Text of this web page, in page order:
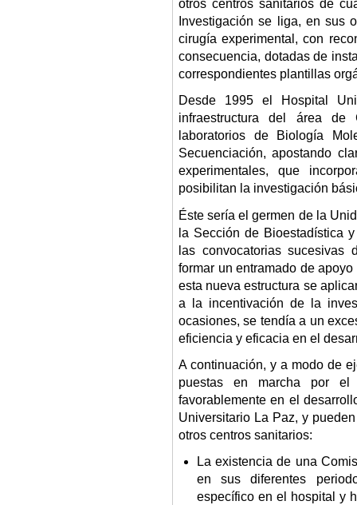
otros centros sanitarios de
Investigación se liga, en sus
cirugía experimental, con
consecuencia, dotadas de
correspondientes plantillas
Desde 1995 el Hospital
infraestructura del área
laboratorios de Biología
Secuenciación, apostando
experimentales, que
posibilitan la investigación
Éste sería el germen de la
la Sección de Bioestadística
las convocatorias sucesivas
formar un entramado de
esta nueva estructura se
a la incentivación de la
ocasiones, se tendía a un
eficiencia y eficacia en el
A continuación, y a modo de
puestas en marcha por
favorablemente en el
Universitario La Paz, y
otros centros sanitarios:
La existencia de una
en sus diferentes
específico en el hospital y